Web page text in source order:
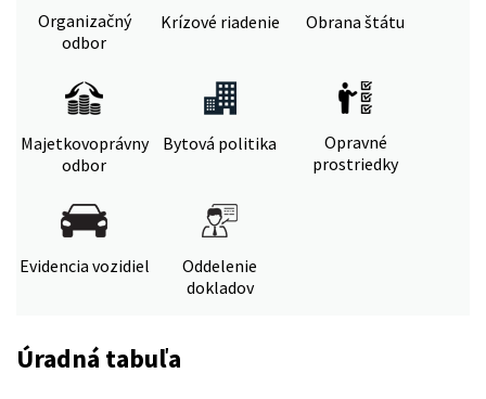
Organizačný
odbor
Krízové riadenie Obrana štátu
Majetkovoprávny
odbor
Bytová politika
Opravné
prostriedky
Evidencia vozidiel
Oddelenie
dokladov
Úradná tabuľa